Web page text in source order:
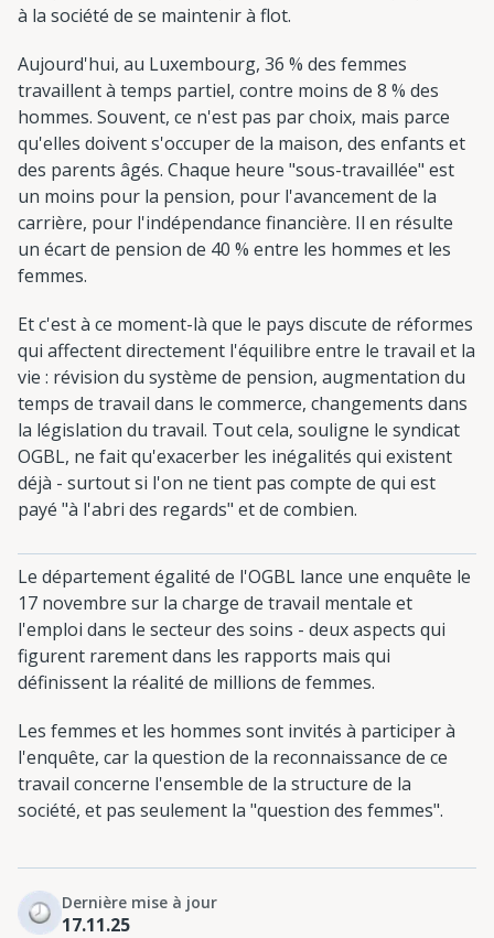
à la société de se maintenir à flot.
Aujourd'hui, au Luxembourg, 36 % des femmes
travaillent à temps partiel, contre moins de 8 % des
hommes. Souvent, ce n'est pas par choix, mais parce
qu'elles doivent s'occuper de la maison, des enfants et
des parents âgés. Chaque heure "sous-travaillée" est
un moins pour la pension, pour l'avancement de la
carrière, pour l'indépendance financière. Il en résulte
un écart de pension de 40 % entre les hommes et les
femmes.
Et c'est à ce moment-là que le pays discute de réformes
qui affectent directement l'équilibre entre le travail et la
vie : révision du système de pension, augmentation du
temps de travail dans le commerce, changements dans
la législation du travail. Tout cela, souligne le syndicat
OGBL, ne fait qu'exacerber les inégalités qui existent
déjà - surtout si l'on ne tient pas compte de qui est
payé "à l'abri des regards" et de combien.
Le département égalité de l'OGBL lance une enquête le
17 novembre sur la charge de travail mentale et
l'emploi dans le secteur des soins - deux aspects qui
figurent rarement dans les rapports mais qui
définissent la réalité de millions de femmes.
Les femmes et les hommes sont invités à participer à
l'enquête, car la question de la reconnaissance de ce
travail concerne l'ensemble de la structure de la
société, et pas seulement la "question des femmes".
Dernière mise à jour
17.11.25